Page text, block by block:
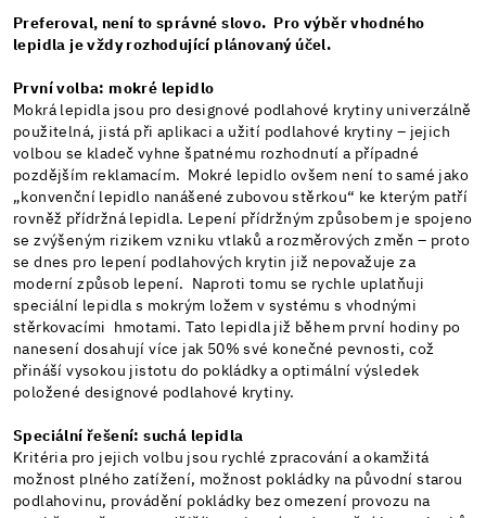
Preferoval, není to správné slovo. Pro výběr vhodného
lepidla je vždy rozhodující plánovaný účel.
První volba: mokré lepidlo
Mokrá lepidla jsou pro designové podlahové krytiny univerzálně
použitelná, jistá při aplikaci a užití podlahové krytiny – jejich
volbou se kladeč vyhne špatnému rozhodnutí a případné
pozdějším reklamacím. Mokré lepidlo ovšem není to samé jako
„konvenční lepidlo nanášené zubovou stěrkou“ ke kterým patří
rovněž přídržná lepidla. Lepení přídržným způsobem je spojeno
se zvýšeným rizikem vzniku vtlaků a rozměrových změn – proto
se dnes pro lepení podlahových krytin již nepovažuje za
moderní způsob lepení. Naproti tomu se rychle uplatňuji
speciální lepidla s mokrým ložem v systému s vhodnými
stěrkovacími hmotami. Tato lepidla již během první hodiny po
nanesení dosahují více jak 50% své konečné pevnosti, což
přináší vysokou jistotu do pokládky a optimální výsledek
položené designové podlahové krytiny.
Speciální řešení: suchá lepidla
Kritéria pro jejich volbu jsou rychlé zpracování a okamžitá
možnost plného zatížení, možnost pokládky na původní starou
podlahovinu, provádění pokládky bez omezení provozu na